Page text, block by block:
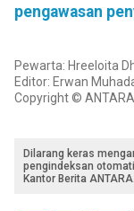
pengawasan
Pewarta: Hreeloita
Editor: Erwan
Copyright ©
Dilarang keras
pengindeksan
Kantor Berita ANTARA.